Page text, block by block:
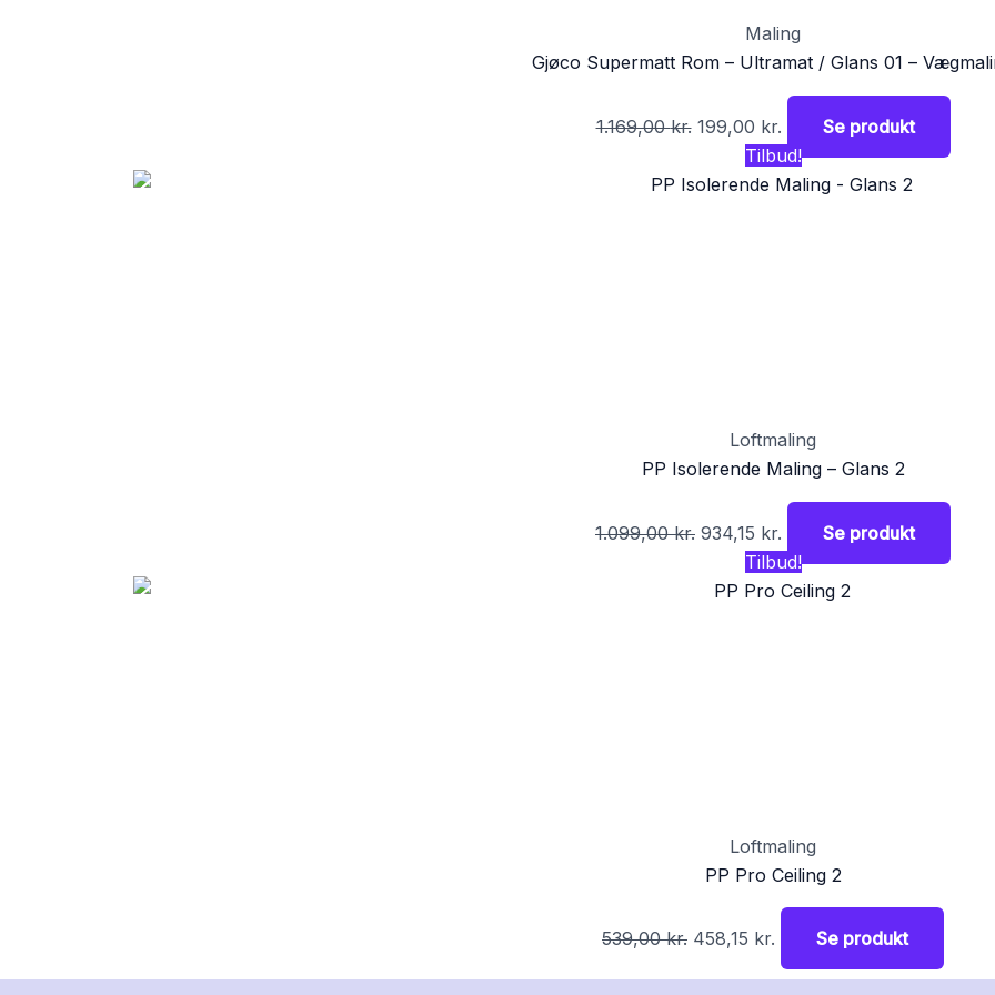
Maling
Gjøco Supermatt Rom – Ultramat / Glans 01 –
1.169,00kr. 199,00 kr.
Se produkt
Tilbud!
Loftmaling
PP Isolerende Maling – Glans 2
1.099,00kr. 934,15 kr.
Se produkt
Tilbud!
Loftmaling
PP Pro Ceiling 2
539,00kr. 458,15 kr. Se produkt